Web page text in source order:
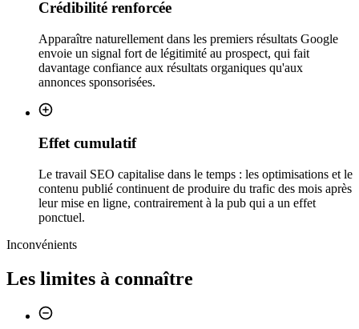
Crédibilité renforcée
Apparaître naturellement dans les premiers résultats Google
envoie un signal fort de légitimité au prospect, qui fait
davantage confiance aux résultats organiques qu'aux
annonces sponsorisées.
Effet cumulatif
Le travail SEO capitalise dans le temps : les optimisations et le
contenu publié continuent de produire du trafic des mois après
leur mise en ligne, contrairement à la pub qui a un effet
ponctuel.
Inconvénients
Les limites à connaître